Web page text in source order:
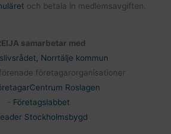
och betala in medlemsavgiften.
samarbetar med
Norrtälje kommun
förenade företagarorganisationer
Roslagen
Företagslabbet
Stockholmsbygd